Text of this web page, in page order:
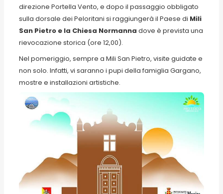
direzione Portella Vento, e dopo il passaggio obbligato
sulla dorsale dei Peloritani si raggiungerà il Paese di Mili
San Pietro e la Chiesa Normanna dove è prevista una
rievocazione storica (ore 12,00).
Nel pomeriggio, sempre a Mili San Pietro, visite guidate e
non solo. Infatti, vi saranno i pupi della famiglia Gargano,
mostre e installazioni artistiche.